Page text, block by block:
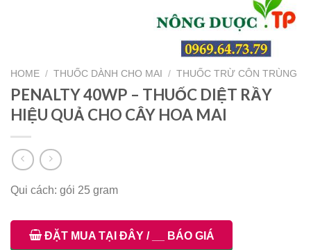
HOME / THUỐC DÀNH CHO MAI / THUỐC TRỪ CÔN TRÙNG
PENALTY 40WP – THUỐC DIỆT RẦY
HIỆU QUẢ CHO CÂY HOA MAI
Qui cách: gói 25 gram
ĐẶT MUA TẠI ĐÂY / __ BÁO GIÁ